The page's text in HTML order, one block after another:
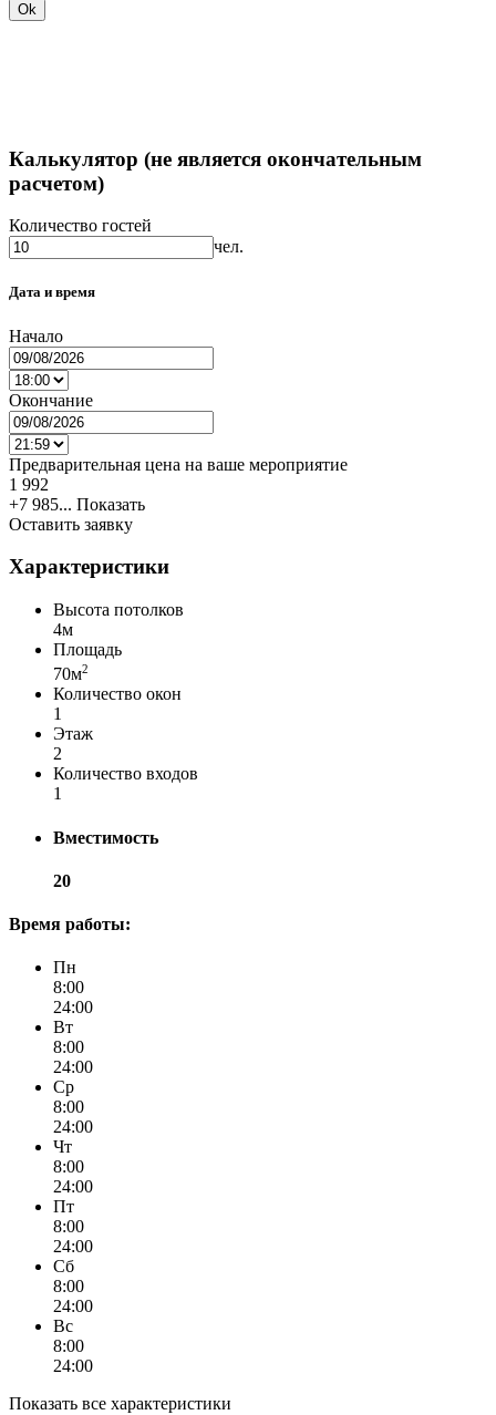
Ok
Калькулятор (не является окончательным
расчетом)
Количество гостей
чел.
Дата и время
Начало
Окончание
Предварительная цена на ваше мероприятие
1 992
+7 985... Показать
Оставить заявку
Характеристики
Высота потолков
4м
Площадь
70м2
Количество окон
1
Этаж
2
Количество входов
1
Вместимость
20
Время работы:
Пн
8:00
24:00
Вт
8:00
24:00
Ср
8:00
24:00
Чт
8:00
24:00
Пт
8:00
24:00
Сб
8:00
24:00
Вс
8:00
24:00
Показать все характеристики